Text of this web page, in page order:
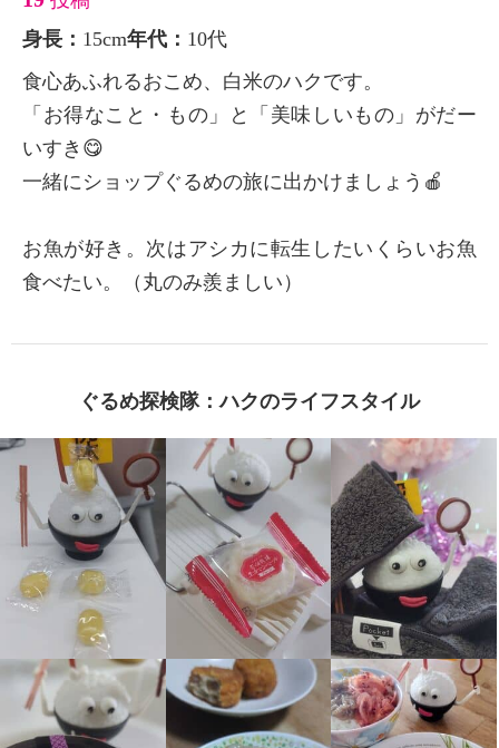
身長： 15cm年代： 10代
食心あふれるおこめ、白米のハクです。
「お得なこと・もの」と「美味しいもの」がだー
いすき😋
一緒にショップぐるめの旅に出かけましょう🍎
お魚が好き。次はアシカに転生したいくらいお魚
食べたい。（丸のみ羨ましい）
ぐるめ探検隊：ハクのライフスタイル